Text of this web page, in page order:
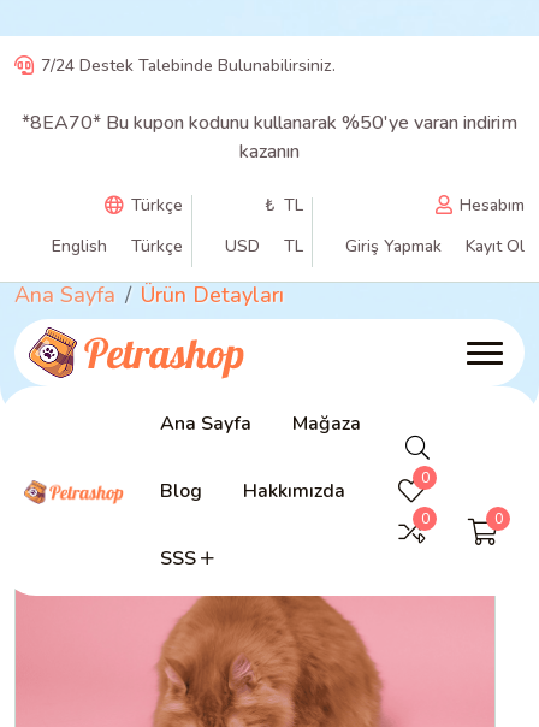
7/24 Destek Talebinde Bulunabilirsiniz.
*8EA70* Bu kupon kodunu kullanarak %50'ye varan indirim
kazanın
Türkçe
English
Türkçe
₺ TL
USD
TL
Hesabım
Giriş Yapmak
Kayıt Ol
Ana Sayfa Mağaza
Blog Hakkımızda
SSS
0
0 0
Okyanus Balığı Gevrek
Mama (7 kg)
Ana Sayfa Ürün Detayları